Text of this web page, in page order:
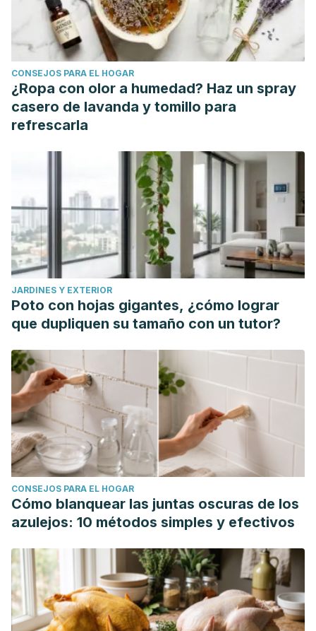
CONSEJOS PARA EL HOGAR
¿Ropa con olor a humedad? Haz un spray
casero de lavanda y tomillo para
refrescarla
JARDINES Y EXTERIOR
Poto con hojas gigantes, ¿cómo lograr
que dupliquen su tamaño con un tutor?
CONSEJOS PARA EL HOGAR
Cómo blanquear las juntas oscuras de los
azulejos: 10 métodos simples y efectivos